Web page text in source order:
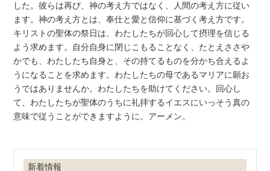
した。彼らは再び、神の考え方ではなく、人間の考え方に従い
ます。神の考え方とは、奉仕と愛と信仰に基づく考え方です。
キリストの聖体の祭日は、わたしたちが回心して摂理を信じる
よう求めます。自分自身に閉じこもることなく、たとえささや
かでも、わたしたち自身と、その持てるものを分かち合えるよ
うになることを求めます。わたしたちの母であるマリアに願お
うではありませんか。わたしたちを助けてください。回心し
て、わたしたちが聖体のうちに礼拝するイエスにいっそう真の
意味で従うことができますように。アーメン。
新着情報